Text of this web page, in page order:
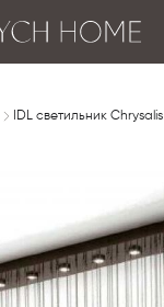
IDL светильник Chrysalis